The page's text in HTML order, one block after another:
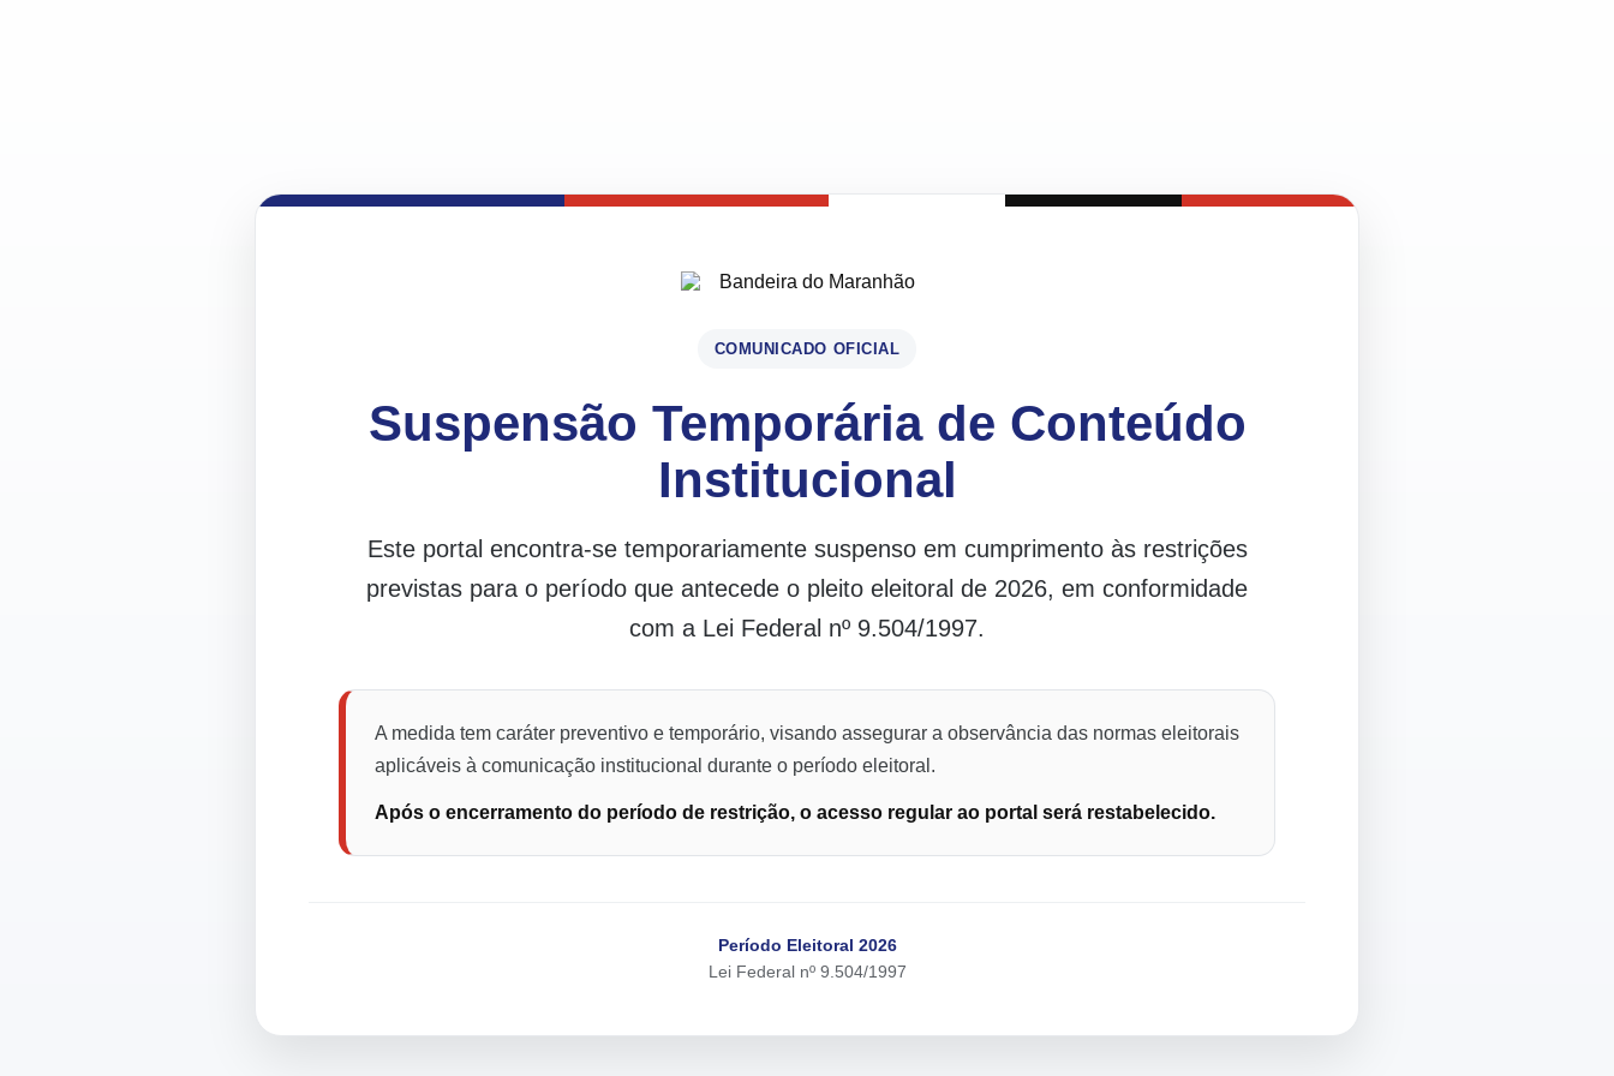
COMUNICADO OFICIAL
Suspensão Temporária de Conteúdo
Institucional
Este portal encontra-se temporariamente suspenso em cumprimento às restrições
previstas para o período que antecede o pleito eleitoral de 2026, em conformidade
com a Lei Federal nº 9.504/1997.
A medida tem caráter preventivo e temporário, visando assegurar a observância das normas eleitorais
aplicáveis à comunicação institucional durante o período eleitoral.
Após o encerramento do período de restrição, o acesso regular ao portal será restabelecido.
Período Eleitoral 2026
Lei Federal nº 9.504/1997